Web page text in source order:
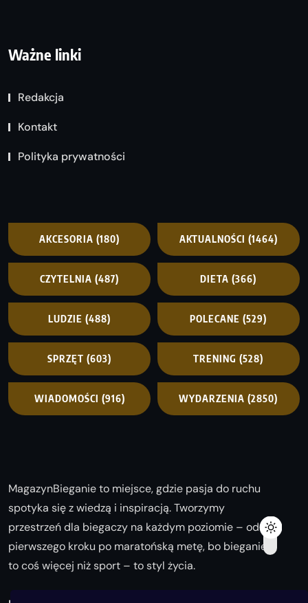
Ważne linki
Redakcja
Kontakt
Polityka prywatności
AKCESORIA (180) AKTUALNOŚCI (1464)
CZYTELNIA (487) DIETA (366)
LUDZIE (488) POLECANE (529)
SPRZĘT (603) TRENING (528)
WIADOMOŚCI (916) WYDARZENIA (2850)
MagazynBieganie to miejsce, gdzie pasja do ruchu
spotyka się z wiedzą i inspiracją. Tworzymy
przestrzeń dla biegaczy na każdym poziomie – od
pierwszego kroku po maratońską metę, bo bieganie
to coś więcej niż sport – to styl życia.